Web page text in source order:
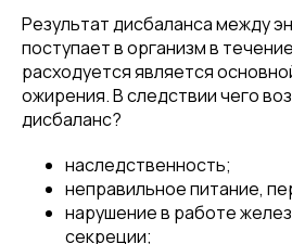
Результат дисбаланса между
поступает в организм в
расходуется является
ожирения. В следствии чего
дисбаланс?
наследственность;
неправильное питание,
нарушение в работе
секреции;